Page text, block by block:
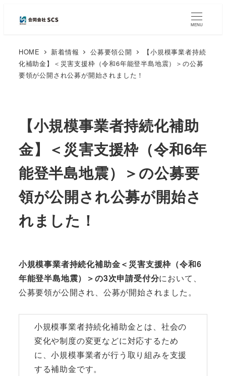
MENU
HOME 新着情報 公募要領公開
【小規模事業者持続
化補助金】＜災害支援枠（令和6年能登半島地震）＞の公募
要領が公開され公募が開始されました！
【小規模事業者持続化補助
金】＜災害支援枠（令和6年
能登半島地震）＞の公募要
領が公開され公募が開始さ
れました！
小規模事業者持続化補助金＜災害支援枠（令和6
年能登半島地震）＞の3次申請受付分において、
公募要領が公開され、公募が開始されました。
小規模事業者持続化補助金とは、社会の
変化や制度の変更などに対応するため
に、小規模事業者が行う取り組みを支援
する補助金です。